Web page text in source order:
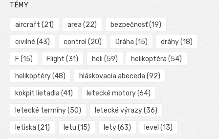
TÉMY
aircraft (21) area (22) bezpečnosť(19)
civilné (43) control (20) Dráha (15) dráhy(18)
F (15) Flight (31) heli (59) helikoptéra (54)
helikoptéry(48) hláskovacia abeceda (92)
kokpit lietadla (41) letecké motory(64)
letecké termíny(50) letecké výrazy(36)
letiska (21) letu (15) lety(63) level (13)